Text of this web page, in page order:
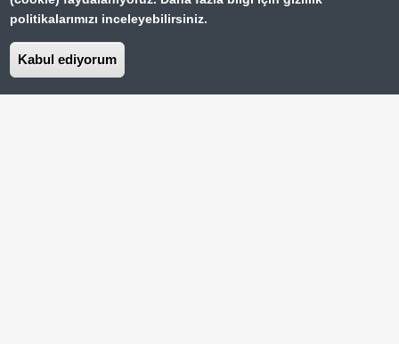
İğneada Longoz Ormanları
Kıyıköy Sonbaharda Bir Başka Güzel
politikalarımızı inceleyebilirsiniz.
Kabul ediyorum